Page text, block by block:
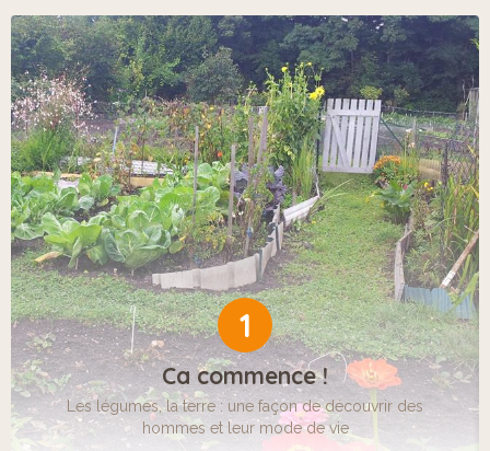
1
Ca commence !
Les légumes, la terre : une façon de découvrir des
hommes et leur mode de vie